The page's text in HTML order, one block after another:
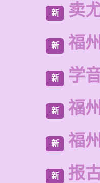
新 卖
新 福
新 学
新 福
新 福
新 报